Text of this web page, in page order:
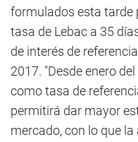
formulados esta tarde
tasa de Lebac a 35
de interés de
2017. "Desde enero
como tasa de
permitirá dar mayor
mercado, con lo que